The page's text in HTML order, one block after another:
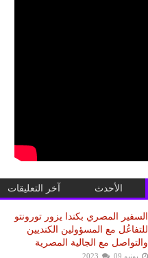
الأحدث آخر التعليقات
السفير المصري بكندا يزور تورونتو
للتفاعُل مع المسؤولين الكنديين
والتواصل مع الجالية المصرية
يونيو 09, 2023